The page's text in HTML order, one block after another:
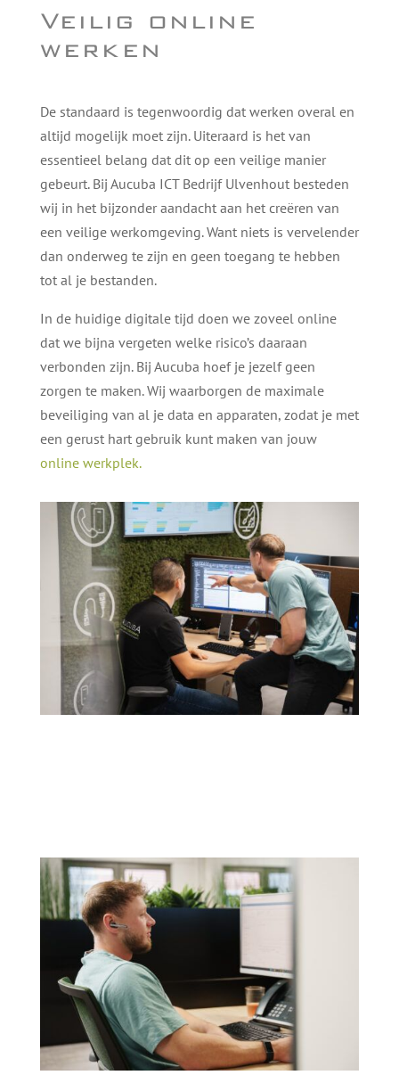
Veilig online
werken
De standaard is tegenwoordig dat werken overal en
altijd mogelijk moet zijn. Uiteraard is het van
essentieel belang dat dit op een veilige manier
gebeurt. Bij Aucuba ICT Bedrijf Ulvenhout besteden
wij in het bijzonder aandacht aan het creëren van
een veilige werkomgeving. Want niets is vervelender
dan onderweg te zijn en geen toegang te hebben
tot al je bestanden.
In de huidige digitale tijd doen we zoveel online
dat we bijna vergeten welke risico’s daaraan
verbonden zijn. Bij Aucuba hoef je jezelf geen
zorgen te maken. Wij waarborgen de maximale
beveiliging van al je data en apparaten, zodat je met
een gerust hart gebruik kunt maken van jouw
online werkplek.